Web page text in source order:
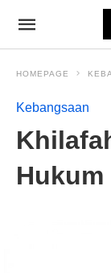
HOMEPAGE
Kebangsaan
Hukum